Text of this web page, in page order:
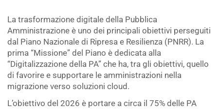
La trasformazione digitale della Pubblica
Amministrazione è uno dei principali obiettivi perseguiti
dal Piano Nazionale di Ripresa e Resilienza (PNRR). La
prima “Missione” del Piano è dedicata alla
“Digitalizzazione della PA” che ha, tra gli obiettivi, quello
di favorire e supportare le amministrazioni nella
migrazione verso soluzioni cloud.
L’obiettivo del 2026 è portare a circa il 75% delle PA